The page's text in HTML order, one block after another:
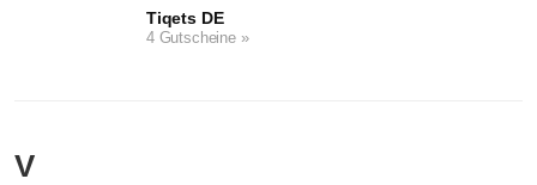
Tiqets DE
4 Gutscheine »
V